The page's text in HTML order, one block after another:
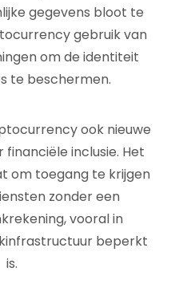
gegevens bloot te
gebruik van
om de identiteit
te beschermen.
ook nieuwe
inclusie. Het
om toegang te krijgen
zonder een
vooral in
beperkt
is.